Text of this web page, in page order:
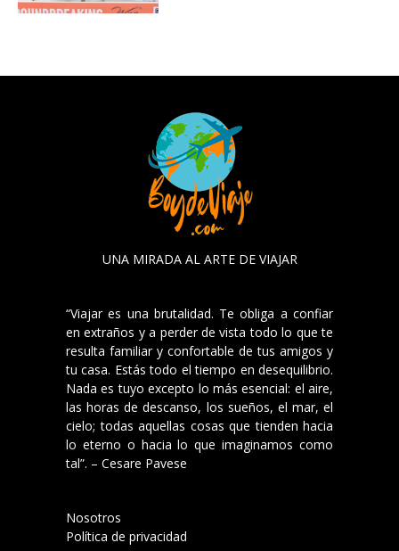
UNA MIRADA AL ARTE DE VIAJAR
“Viajar es una brutalidad. Te obliga a confiar
en extraños y a perder de vista todo lo que te
resulta familiar y confortable de tus amigos y
tu casa. Estás todo el tiempo en desequilibrio.
Nada es tuyo excepto lo más esencial: el aire,
las horas de descanso, los sueños, el mar, el
cielo; todas aquellas cosas que tienden hacia
lo eterno o hacia lo que imaginamos como
tal”. – Cesare Pavese
Nosotros
Política de privacidad